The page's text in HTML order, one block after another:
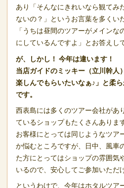
あり「そんなにきれいなら観てみ
ないの？」というお言葉を多くい
「うちは昼間のツアーがメイン
にしているんですよ」とお答えし
が、しかし！ 今年は違います！
当店ガイドのミッキー（立川幹人
楽しんでもらいたいなぁ♪」と柔
です。
西表島には多くのツアー会社があ
ているショップもたくさんあります
お客様にとっては同じようなツア
か悩むところですが、日中、風車
た方にとってはショップの雰囲気
いるので、安心してご参加いただ
というわけで、今年はホタルツア